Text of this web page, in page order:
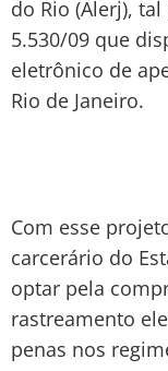
do Rio (Alerj),
5.530/09 que
eletrônico de
Rio de Janeiro.
Com esse
carcerário do
optar pela
rastreamento
penas nos